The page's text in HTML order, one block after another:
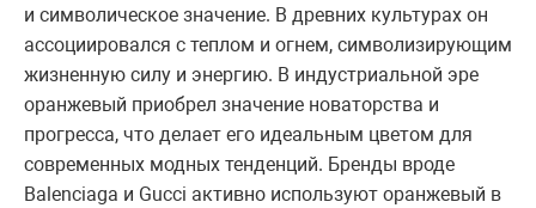
и символическое значение. В древних культурах он
ассоциировался с теплом и огнем, символизирующим
жизненную силу и энергию. В индустриальной эре
оранжевый приобрел значение новаторства и
прогресса, что делает его идеальным цветом для
современных модных тенденций. Бренды вроде
Balenciaga и Gucci активно используют оранжевый в